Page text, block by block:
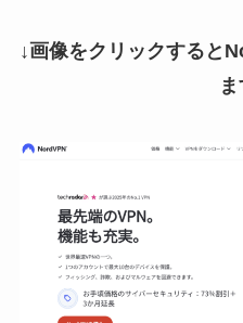
↓画像をクリックすると